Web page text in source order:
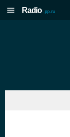
Radio .pp.ru